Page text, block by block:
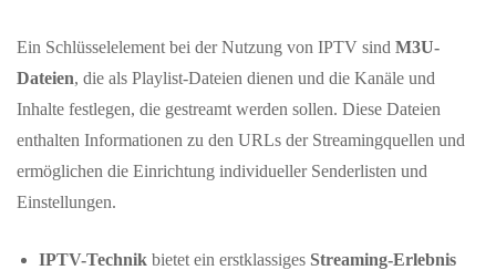
Ein Schlüsselelement bei der Nutzung von IPTV sind M3U-
Dateien, die als Playlist-Dateien dienen und die Kanäle und
Inhalte festlegen, die gestreamt werden sollen. Diese Dateien
enthalten Informationen zu den URLs der Streamingquellen und
ermöglichen die Einrichtung individueller Senderlisten und
Einstellungen.
IPTV-Technik bietet ein erstklassiges Streaming-Erlebnis